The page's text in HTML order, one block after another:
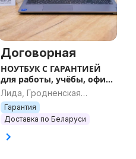
Договорная
НОУТБУК С ГАРАНТИЕЙ
для работы, учёбы, офиса
и игр
Лида, Гродненская
область
Гарантия
Доставка по Беларуси